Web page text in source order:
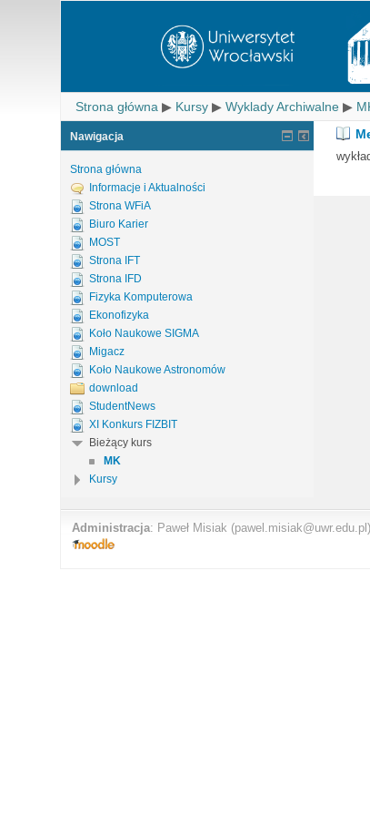
Strona główna ▶ Kursy ▶ Wyklady Archiwalne ▶
Nawigacja
Strona główna
Informacje i Aktualności
Strona WFiA
Biuro Karier
MOST
Strona IFT
Strona IFD
Fizyka Komputerowa
Ekonofizyka
Koło Naukowe SIGMA
Migacz
Koło Naukowe Astronomów
download
StudentNews
XI Konkurs FIZBIT
Bieżący kurs
MK
Kursy
Administracja: Paweł Misiak (pawel.misiak@uwr.edu.pl)